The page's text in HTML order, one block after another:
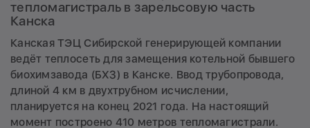
тепломагистраль в зарельсовую часть
Канска
Канская ТЭЦ Сибирской генерирующей компании
ведёт теплосеть для замещения котельной бывшего
биохимзавода (БХЗ) в Канске. Ввод трубопровода,
длиной 4 км в двухтрубном исчислении,
планируется на конец 2021 года. На настоящий
момент построено 410 метров тепломагистрали.